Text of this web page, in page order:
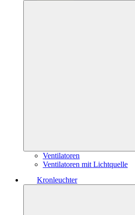
Ventilatoren
Ventilatoren mit Lichtquelle
Kronleuchter